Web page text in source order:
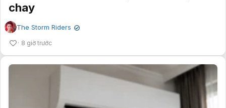
chay
The Storm Riders ✔
8 giờ trước